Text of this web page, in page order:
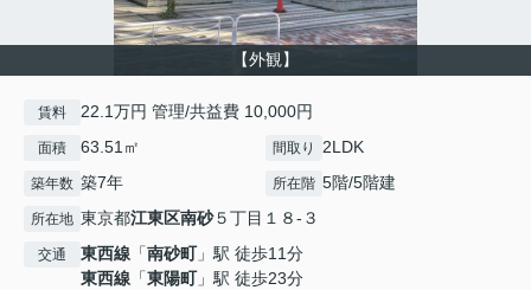
【外観】
賃料 22.1万円 管理/共益費 10,000円
面積 63.51㎡ 間取り 2LDK
築年数 築7年 所在階 5階/5階建
所在地 東京都江東区南砂５丁目１８-３
交通 東西線 「南砂町」駅 徒歩11分
東西線 「東陽町」駅 徒歩23分